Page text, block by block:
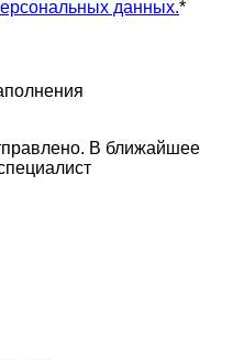
данных.*
В ближайшее